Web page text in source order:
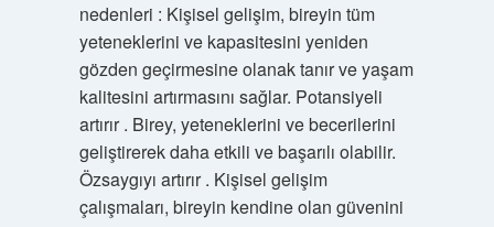
nedenleri : Kişisel gelişim, bireyin tüm
yeteneklerini ve kapasitesini yeniden
gözden geçirmesine olanak tanır ve yaşam
kalitesini artırmasını sağlar. Potansiyeli
artırır . Birey, yeteneklerini ve becerilerini
geliştirerek daha etkili ve başarılı olabilir.
Özsaygıyı artırır . Kişisel gelişim
çalışmaları, bireyin kendine olan güvenini